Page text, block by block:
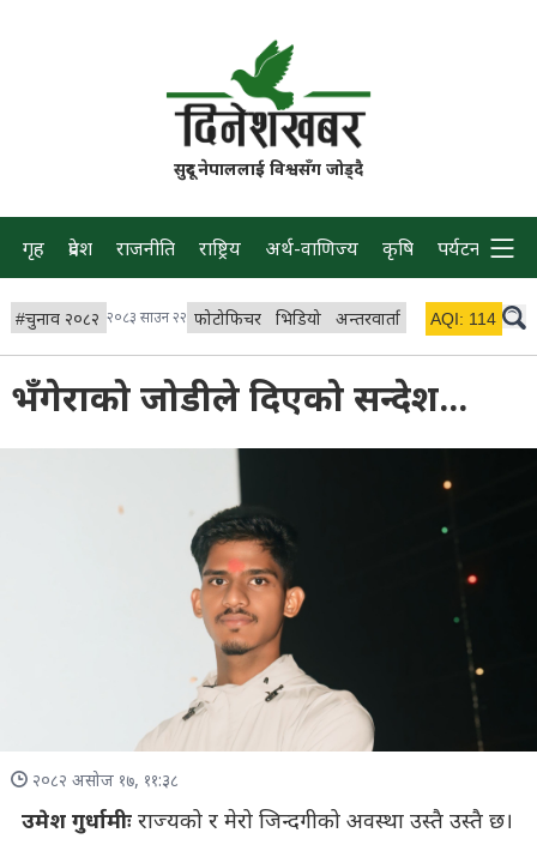
सुदूर नेपाललाई विश्वसँग जोड्दै
गृह प्रदेश राजनीति राष्ट्रिय अर्थ-वाणिज्य कृषि पर्यटन प्रवास
#चुनाव २०८२ २०८३ साउन २२ फोटोफिचर भिडियो अन्तरवार्ता विचार/ब्लग
AQI: 114
भँगेराको जोडीले दिएको सन्देश...
२०८२ असोज १७, ११:३८
उमेश गुर्धामीःराज्यको र मेरो जिन्दगीको अवस्था उस्तै उस्तै छ।